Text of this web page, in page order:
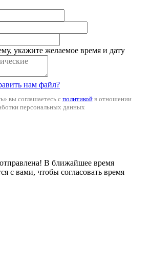
укажите желаемое время и дату
нам файл?
вы соглашаетесь с политикойв отношении
персональных данных
В ближайшее время
с вами, чтобы согласовать время